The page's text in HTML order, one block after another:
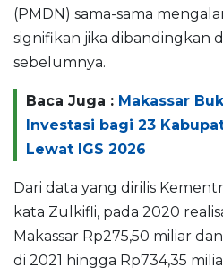
(PMDN) sama-sama
signifikan jika dibandingkan
sebelumnya.
Baca Juga : Makassar
Investasi bagi 23
Lewat IGS 2026
Dari data yang dirilis
kata Zulkifli, pada 2020
Makassar Rp275,50 miliar
di 2021 hingga Rp734,35